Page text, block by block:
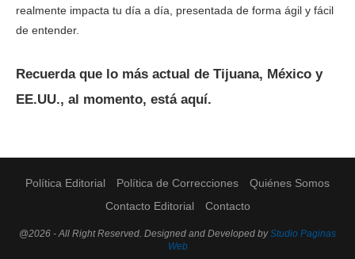
realmente impacta tu día a día, presentada de forma ágil y fácil
de entender.
Recuerda que lo más actual de Tijuana, México y
EE.UU., al momento, está aquí.
Política Editorial Política de Correcciones
Quiénes Somos
Contacto Editorial
Contacto
@2026 - All Right Reserved. Designed and Developed byStudio Paginas
Web